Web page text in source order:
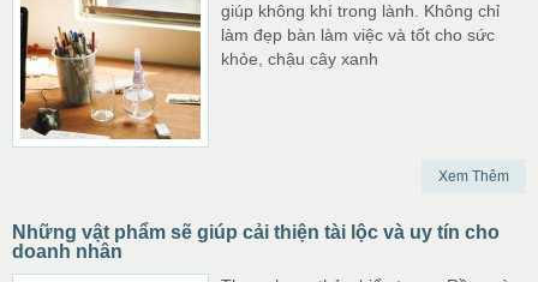
giúp không khí trong lành. Không chỉ
làm đẹp bàn làm việc và tốt cho sức
khỏe, chậu cây xanh
Xem Thêm
Những vật phẩm sẽ giúp cải thiện tài lộc và uy tín cho
doanh nhân